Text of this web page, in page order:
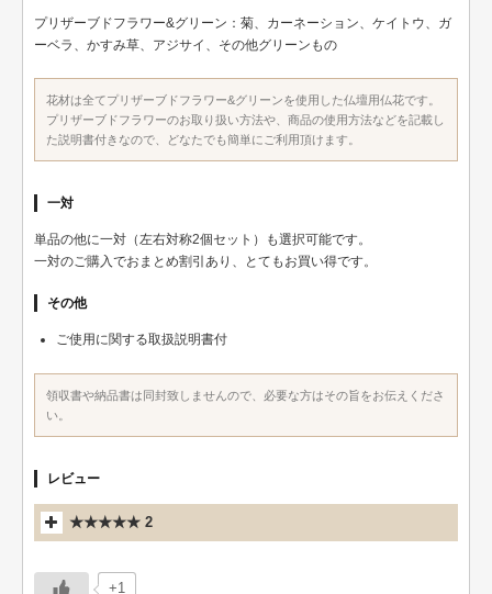
プリザーブドフラワー&グリーン：菊、カーネーション、ケイトウ、ガ
ーベラ、かすみ草、アジサイ、その他グリーンもの
花材は全てプリザーブドフラワー&グリーンを使用した仏壇用仏花です。
プリザーブドフラワーのお取り扱い方法や、商品の使用方法などを記載し
た説明書付きなので、どなたでも簡単にご利用頂けます。
一対
単品の他に一対（左右対称2個セット）も選択可能です。
一対のご購入でおまとめ割引あり、とてもお買い得です。
その他
ご使用に関する取扱説明書付
領収書や納品書は同封致しませんので、必要な方はその旨をお伝えくださ
い。
レビュー
★★★★★ 2
+1